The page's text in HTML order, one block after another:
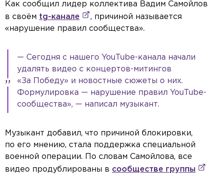
Как сообщил лидер коллектива Вадим Самойлов
в своём tg-канале
, причиной называется
«нарушение правил сообщества».
— Сегодня с нашего YouTube-канала начали
удалять видео с концертов-митингов
«За Победу» и новостные сюжеты о них.
Формулировка — нарушение правил YouTube-
сообщества», — написал музыкант.
Музыкант добавил, что причиной блокировки,
по его мнению, стала поддержка специальной
военной операции. По словам Самойлова, все
видео продублированы в сообществе группы